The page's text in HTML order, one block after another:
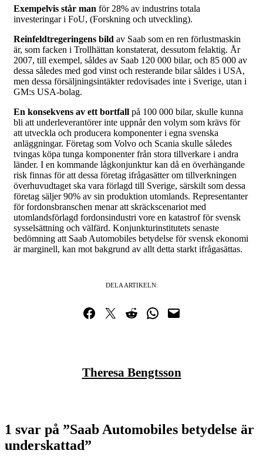
Exempelvis står man för 28% av industrins totala
investeringar i FoU, (Forskning och utveckling).
Reinfeldtregeringens bild av Saab som en ren förlustmaskin
är, som facken i Trollhättan konstaterat, dessutom felaktig. År
2007, till exempel, såldes av Saab 120 000 bilar, och 85 000 av
dessa således med god vinst och resterande bilar såldes i USA,
men dessa försäljningsintäkter redovisades inte i Sverige, utan i
GM:s USA-bolag.
En konsekvens av ett bortfall på 100 000 bilar, skulle kunna
bli att underleverantörer inte uppnår den volym som krävs för
att utveckla och producera komponenter i egna svenska
anläggningar. Företag som Volvo och Scania skulle således
tvingas köpa tunga komponenter från stora tillverkare i andra
länder. I en kommande lågkonjunktur kan då en överhängande
risk finnas för att dessa företag ifrågasätter om tillverkningen
överhuvudtaget ska vara förlagd till Sverige, särskilt som dessa
företag säljer 90% av sin produktion utomlands. Representanter
för fordonsbranschen menar att skräckscenariot med
utomlandsförlagd fordonsindustri vore en katastrof för svensk
sysselsättning och välfärd. Konjunkturinstitutets senaste
bedömning att Saab Automobiles betydelse för svensk ekonomi
är marginell, kan mot bakgrund av allt detta starkt ifrågasättas.
DELA ARTIKELN:
Dela på Facebook
Dela på TwitterDela på RedditDela i WhatsApp
Maila en länk
Theresa Bengtsson
1 svar på ”Saab Automobiles betydelse är
underskattad”